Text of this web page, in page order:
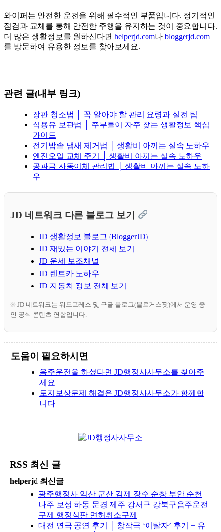
와이퍼는 안전한 운전을 위해 필수적인 부품입니다. 정기적인
점검과 교체를 통해 안전한 주행을 유지하는 것이 중요합니다.
더 많은 생활정보를 원하신다면 helperjd.com나 bloggerjd.com
를 방문하여 유용한 정보를 찾아보세요.
관련 글(내부 링크)
장판 청소법 │ 꼭 알아야 할 관리 요령과 실전 팁
식용유 보관법 │ 주부들이 자주 찾는 생활정보 핵심
가이드
전기밥솥 냄새 제거법 │ 생활비 아끼는 실속 노하우
엔진오일 교체 주기 │ 생활비 아끼는 실속 노하우
공과금 자동이체 관리법 │ 생활비 아끼는 실속 노하
우
JD 네트워크 다른 블로그 보기
JD 생활정보 블로그 (BloggerJD)
JD 재밌는 이야기 전체 보기
JD 운세 보조채널
JD 렌트카 노하우
JD 자동차 정보 전체 보기
※ JD 네트워크는 워드프레스 및 구글 블로그(블로거스팟)에서 운영 중
인 공식 콘텐츠 연합입니다.
도움이 필요하시면
음주운전을 하셨다면 JD행정사사무소를 찾아주
세요
토지보상문제 해결은 JD행정사사무소가 함께합
니다
RSS 최신 글
helperjd 최신글
광주행정사 익산 군산 김제 장수 순창 부안 순천
나주 보성 하동 문경 제주 강서구 강북구음주운전
구제 행정심판 면허취소구제
대전 연극 공연 후기 │ 창작극 ‘이탈자’ 후기 + 유